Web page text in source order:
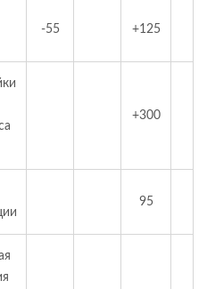
-55 +125
+300
95